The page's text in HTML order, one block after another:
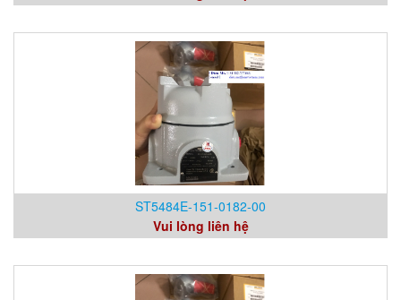
ST5484E-151-0182-00
Vui lòng liên hệ